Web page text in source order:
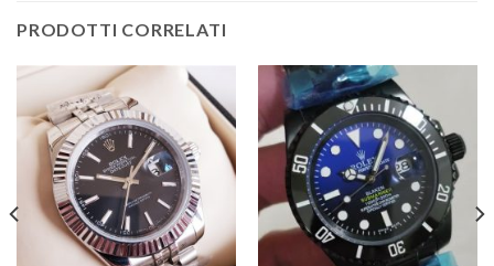
PRODOTTI CORRELATI